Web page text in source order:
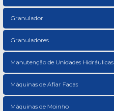
Granulador
Granuladores
Manutenção de Unidades Hidráulicas
Máquinas de Afiar Facas
Máquinas de Moinho